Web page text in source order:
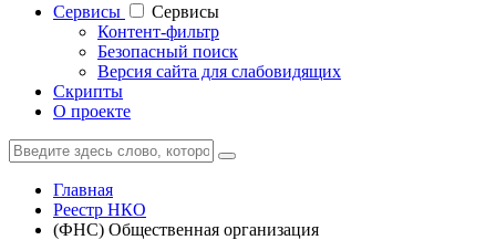
Cервисы
Cервисы
Контент-фильтр
Безопасный поиск
Версия сайта для слабовидящих
Скрипты
О проекте
Главная
Реестр НКО
(ФНС) Общественная организация